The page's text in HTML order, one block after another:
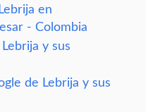
en
- Colombia
y sus
de Lebrija y sus